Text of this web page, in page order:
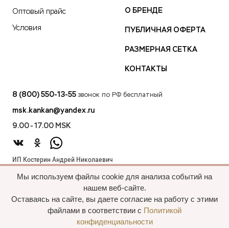
Оптовый прайс
Условия
О БРЕНДЕ
ПУБЛИЧНАЯ ОФЕРТА
РАЗМЕРНАЯ СЕТКА
КОНТАКТЫ
8 (800) 550-13-55 звонок по РФ бесплатный
msk.kankan@yandex.ru
9.00 - 17.00 MSK
ИП Костерин Андрей Николаевич
440012, проезд 2-й Лиственный д.20 г. Пенза Пензенская обл.,
Мы используем файлы cookie для анализа событий на
нашем веб-сайте.
Оставаясь на сайте, вы даете согласие на работу с этими
файлами в соответствии с Политикой
конфиденциальности